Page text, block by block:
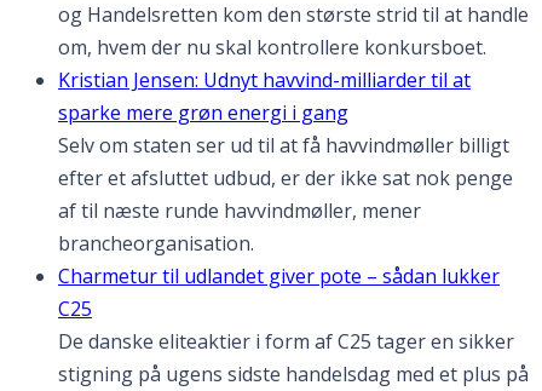
og Handelsretten kom den største strid til at handle
om, hvem der nu skal kontrollere konkursboet.
Kristian Jensen: Udnyt havvind-milliarder til at
sparke mere grøn energi i gang
Selv om staten ser ud til at få havvindmøller billigt
efter et afsluttet udbud, er der ikke sat nok penge
af til næste runde havvindmøller, mener
brancheorganisation.
Charmetur til udlandet giver pote – sådan lukker
C25
De danske eliteaktier i form af C25 tager en sikker
stigning på ugens sidste handelsdag med et plus på